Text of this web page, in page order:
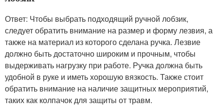
Ответ: Чтобы выбрать подходящий ручной лобзик,
следует обратить внимание на размер и форму лезвия, а
также на материал из которого сделана ручка. Лезвие
должно быть достаточно широким и прочным, чтобы
выдерживать нагрузку при работе. Ручка должна быть
удобной в руке и иметь хорошую вязкость. Также стоит
обратить внимание на наличие защитных мероприятий,
таких как колпачок для защиты от травм.